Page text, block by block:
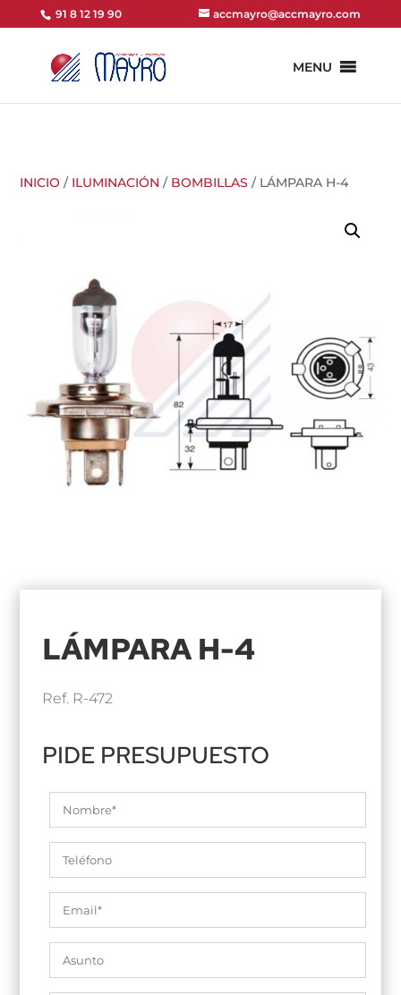
91 8 12 19 90 accmayro@accmayro.com
MENU
INICIO / ILUMINACIÓN / BOMBILLAS / LÁMPARA H-4
LÁMPARA H-4
Ref. R-472
PIDE PRESUPUESTO